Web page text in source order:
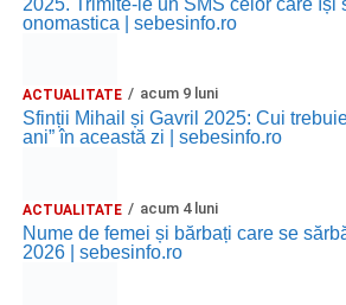
2025. Trimite-le un SMS celor care își
onomastica | sebesinfo.ro
ACTUALITATE acum 9 luni
Sfinții Mihail și Gavril 2025: Cui
ani” în această zi | sebesinfo.ro
ACTUALITATE acum 4 luni
Nume de femei și bărbați care se
2026 | sebesinfo.ro